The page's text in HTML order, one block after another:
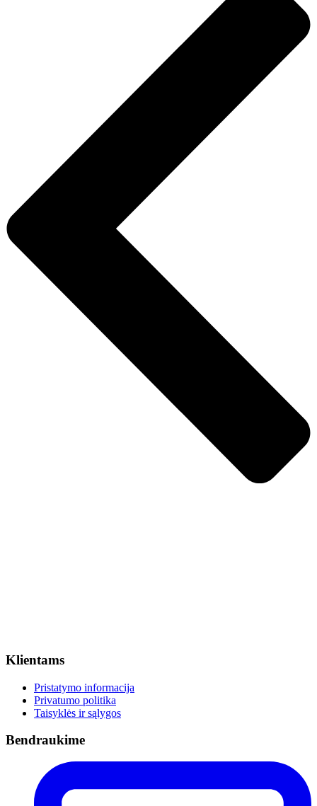
Klientams
Pristatymo informacija
Privatumo politika
Taisyklės ir sąlygos
Bendraukime